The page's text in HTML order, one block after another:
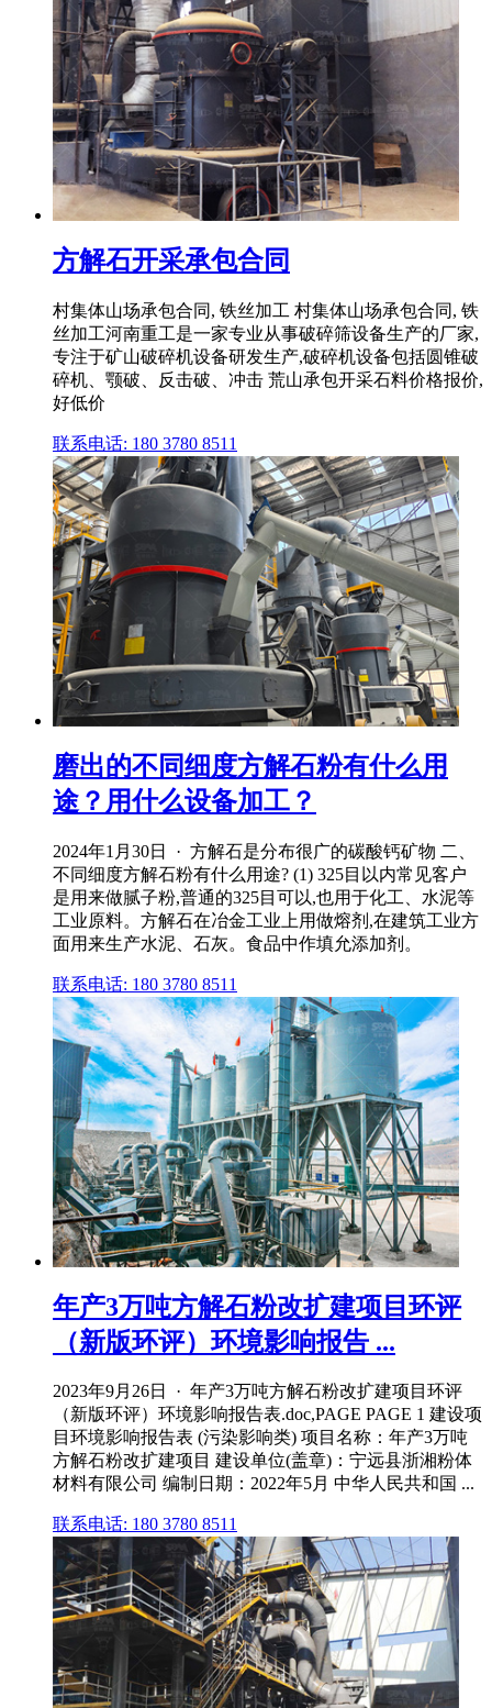
方解石开采承包合同
村集体山场承包合同, 铁丝加工 村集体山场承包合同, 铁
丝加工河南重工是一家专业从事破碎筛设备生产的厂家,
专注于矿山破碎机设备研发生产,破碎机设备包括圆锥破
碎机、颚破、反击破、冲击 荒山承包开采石料价格报价,
好低价
联系电话: 180 3780 8511
磨出的不同细度方解石粉有什么用
途？用什么设备加工？
2024年1月30日 · 方解石是分布很广的碳酸钙矿物 二、
不同细度方解石粉有什么用途? (1) 325目以内常见客户
是用来做腻子粉,普通的325目可以,也用于化工、水泥等
工业原料。方解石在冶金工业上用做熔剂,在建筑工业方
面用来生产水泥、石灰。食品中作填允添加剂。
联系电话: 180 3780 8511
年产3万吨方解石粉改扩建项目环评
（新版环评）环境影响报告 ...
2023年9月26日 · 年产3万吨方解石粉改扩建项目环评
（新版环评）环境影响报告表.doc,PAGE PAGE 1 建设项
目环境影响报告表 (污染影响类) 项目名称：年产3万吨
方解石粉改扩建项目 建设单位(盖章)：宁远县浙湘粉体
材料有限公司 编制日期：2022年5月 中华人民共和国 ...
联系电话: 180 3780 8511